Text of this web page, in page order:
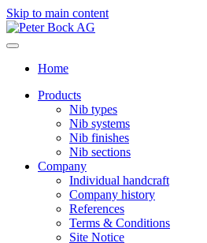
Skip to main content
Home
Products
Nib types
Nib systems
Nib finishes
Nib sections
Company
Individual handcraft
Company history
References
Terms & Conditions
Site Notice